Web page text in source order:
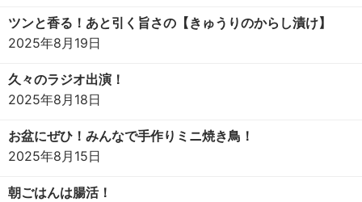
ツンと香る！あと引く旨さの【きゅうりのからし漬け】
2025年8月19日
久々のラジオ出演！
2025年8月18日
お盆にぜひ！みんなで手作りミニ焼き鳥！
2025年8月15日
朝ごはんは腸活！